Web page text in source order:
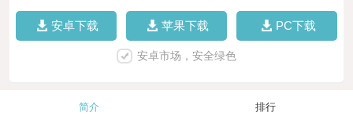
安卓下载 苹果下载 PC下载
安卓市场，安全绿色
简介 排行